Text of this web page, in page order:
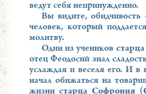
ведут себя непринужденно.
Вы видите, обидчивость
человек, который
молитву.
Один из учеников
отец Феодосий знал
услаждая и веселя его. И в
начал обижаться на
жизни старца Софрония